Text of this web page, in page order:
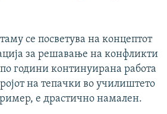
се посветува на концептот
за решавање на конфликти
години континуирана работа
на тепачки во училиштето
е драстично намален.